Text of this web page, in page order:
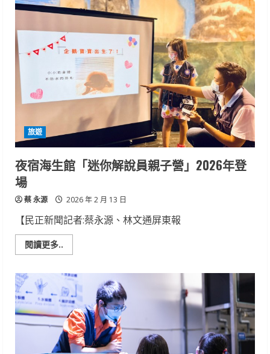
生
館
海
洋
生
物
專
屬
夜
旅遊
夜宿海生館「迷你解說員親子營」2026年登
場
蔡 永源 2026 年 2 月 13 日
【民正新聞記者:蔡永源、林文通屏東報
閱讀更多..
more
宿
海
生
館
「迷
你
解
說
員